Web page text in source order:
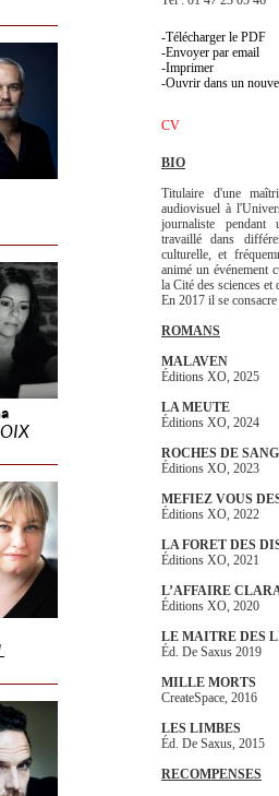
Télécharger le PDF
Envoyer par email
Imprimer
Ouvrir dans un
CV
BIO
Titulaire d'une
audiovisuel à
journaliste pendant
travaillé dans
culturelle, et
animé un événement
la Cité des sciences
En 2017 il se
ROMANS
MALAVEN
Éditions XO, 2025
LA MEUTE
Éditions XO, 2024
ROCHES DE SANG
Éditions XO, 2023
MEFIEZ VOUS
Éditions XO, 2022
LA FORET DES
Éditions XO, 2021
L’AFFAIRE
Éditions XO, 2020
LE MAITRE DES
Éd. De Saxus 2019
MILLE MORTS
CreateSpace, 2016
LES LIMBES
Éd. De Saxus, 2015
RECOMPENSES